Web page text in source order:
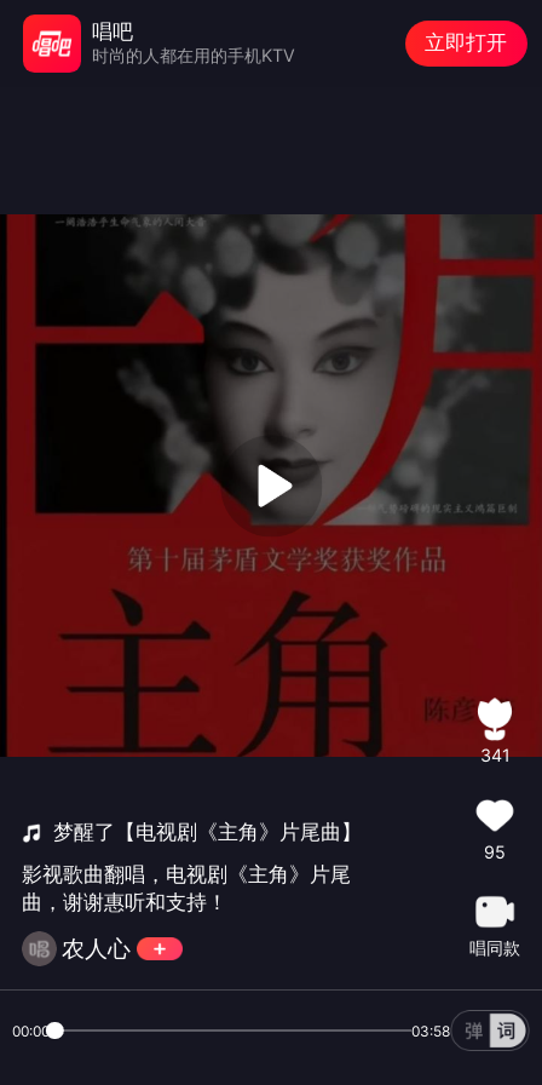
梦醒了【电视剧《主角》片尾曲】
影视歌曲翻唱，电视剧《主角》片尾
曲，谢谢惠听和支持！
农人心
341
95
唱同款
00:00 03:58
唱吧
时尚的人都在用的手机KTV
立即打开